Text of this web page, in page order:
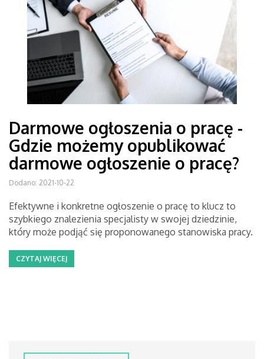
Darmowe ogłoszenia o pracę -
Gdzie możemy opublikować
darmowe ogłoszenie o pracę?
Dodano: 2021-10-22
Efektywne i konkretne ogłoszenie o pracę to klucz to
szybkiego znalezienia specjalisty w swojej dziedzinie,
który może podjąć się proponowanego stanowiska pracy.
CZYTAJ WIĘCEJ